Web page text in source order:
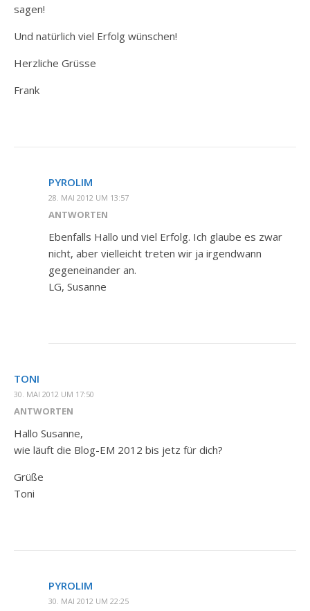
sagen!
Und natürlich viel Erfolg wünschen!
Herzliche Grüsse
Frank
PYROLIM
28. MAI 2012 UM 13:57
ANTWORTEN
Ebenfalls Hallo und viel Erfolg. Ich glaube es zwar
nicht, aber vielleicht treten wir ja irgendwann
gegeneinander an.
LG, Susanne
TONI
30. MAI 2012 UM 17:50
ANTWORTEN
Hallo Susanne,
wie läuft die Blog-EM 2012 bis jetz für dich?
Grüße
Toni
PYROLIM
30. MAI 2012 UM 22:25